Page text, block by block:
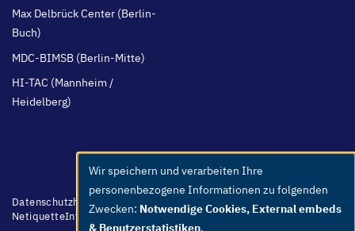
Max Delbrück Center (Berlin-
Buch)
MDC-BIMSB (Berlin-Mitte)
HI-TAC (Mannheim /
Heidelberg)
Footer
menu
Datenschutzhinweis BarrierefreiheitLeichte Sprache
Whistleblower
NetiquetteInternImpressum
Use
of
personal
Wir speichern und verarbeiten Ihre
personenbezogene Informationen zu folgenden
Zwecken: Notwendige Cookies, External embeds
& Benutzerstatistiken.